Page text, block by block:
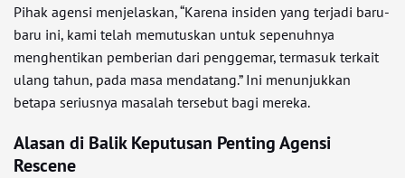
Pihak agensi menjelaskan, “Karena insiden yang terjadi baru-
baru ini, kami telah memutuskan untuk sepenuhnya
menghentikan pemberian dari penggemar, termasuk terkait
ulang tahun, pada masa mendatang.” Ini menunjukkan
betapa seriusnya masalah tersebut bagi mereka.
Alasan di Balik Keputusan Penting Agensi
Rescene